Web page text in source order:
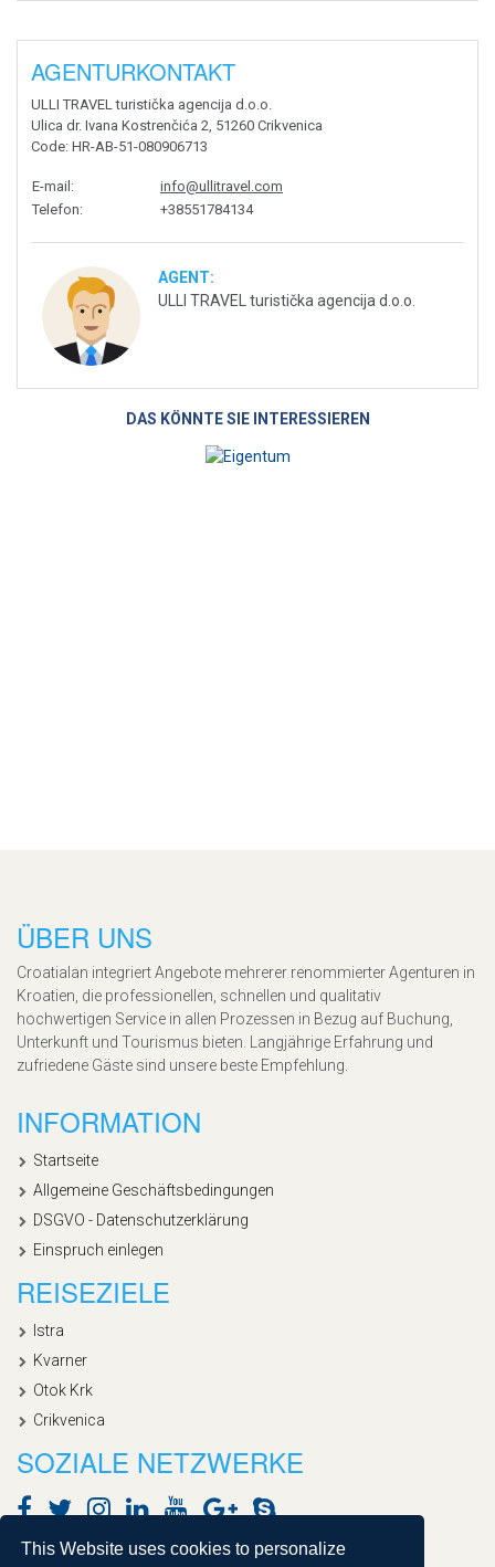
This Website uses cookies to personalize
AGENTURKONTAKT
ULLI TRAVEL turistička agencija d.o.o.
Ulica dr. Ivana Kostrenčića 2, 51260 Crikvenica
Code: HR-AB-51-080906713
E-mail :
info@ullitravel.com
Telefon: +38551784134
AGENT:
ULLI TRAVEL turistička agencija d.o.o.
DAS KÖNNTE SIE INTERESSIEREN
ÜBER UNS
Croatialan integriert Angebote mehrerer renommierter Agenturen in
Kroatien, die professionellen, schnellen und qualitativ
hochwertigen Service in allen Prozessen in Bezug auf Buchung,
Unterkunft und Tourismus bieten. Langjährige Erfahrung und
zufriedene Gäste sind unsere beste Empfehlung.
INFORMATION
Startseite
Allgemeine Geschäftsbedingungen
DSGVO - Datenschutzerklärung
Einspruch einlegen
REISEZIELE
Istra
Kvarner
Otok Krk
Crikvenica
SOZIALE NETZWERKE